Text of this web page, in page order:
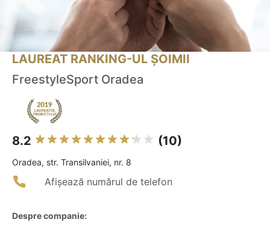
LAUREAT RANKING-UL ȘOIMII
FreestyleSport Oradea
8.2 (10)
Oradea, str. Transilvaniei, nr. 8
Afișează numărul de telefon
Despre companie: